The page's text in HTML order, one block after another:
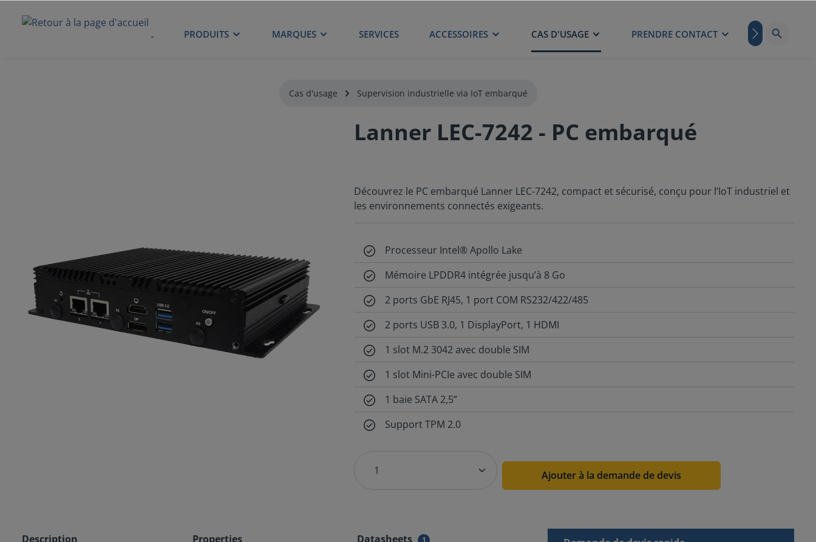
ACCUEIL PRODUITS MARQUES SERVICES ACCESSOIRES CAS D'USAGE PRENDRE CONTACT BLOG
Cas d'usage Supervision industrielle via IoT embarqué
Lanner LEC-7242 - PC embarqué
Découvrez le PC embarqué Lanner LEC-7242, compact et sécurisé, conçu pour l’IoT industriel et
les environnements connectés exigeants.
Processeur Intel® Apollo Lake
Mémoire LPDDR4 intégrée jusqu’à 8 Go
2 ports GbE RJ45, 1 port COM RS232/422/485
2 ports USB 3.0, 1 DisplayPort, 1 HDMI
1 slot M.2 3042 avec double SIM
1 slot Mini-PCIe avec double SIM
1 baie SATA 2,5”
Support TPM 2.0
Ajouter à la demande de devis
Description Properties Datasheets 1